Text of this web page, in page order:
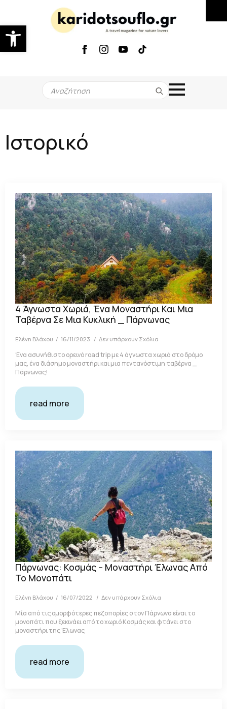
Ανοίξτε τη γραμμή εργαλείων
Search
for:
Ιστορικό
4 Άγνωστα Χωριά, Ένα Μοναστήρι Και Μια
Ταβέρνα Σε Μια Κυκλική _ Πάρνωνας
Ελένη Βλάχου 16/11/2023 Δεν υπάρχουν Σχόλια
Ένα ασυνήθιστο ορεινό road trip με 4 άγνωστα χωριά στο δρόμο
μας, ένα διάσημο μοναστήρι και μια πεντανόστιμη ταβέρνα _
Πάρνωνας!
read more
Πάρνωνας: Κοσμάς – Μοναστήρι Έλωνας Από
Το Μονοπάτι
Ελένη Βλάχου 16/07/2022 Δεν υπάρχουν Σχόλια
Μία από τις ομορφότερες πεζοπορίες στον Πάρνωνα είναι το
μονοπάτι που ξεκινάει από το χωριό Κοσμάς και φτάνει στο
μοναστήρι της Έλωνας
read more